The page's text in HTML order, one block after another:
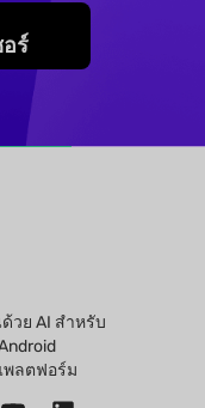
อร์
วย AI สำหรับ
พลตฟอร์ม